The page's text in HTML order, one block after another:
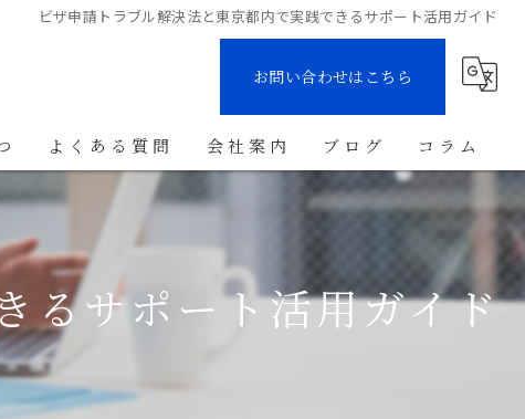
ビザ申請トラブル解決法と東京都内で実践できるサポート活用ガイド
お問い合わせはこちら
よくある質問 会社案内 ブログ コラム
るサポート活用ガイド